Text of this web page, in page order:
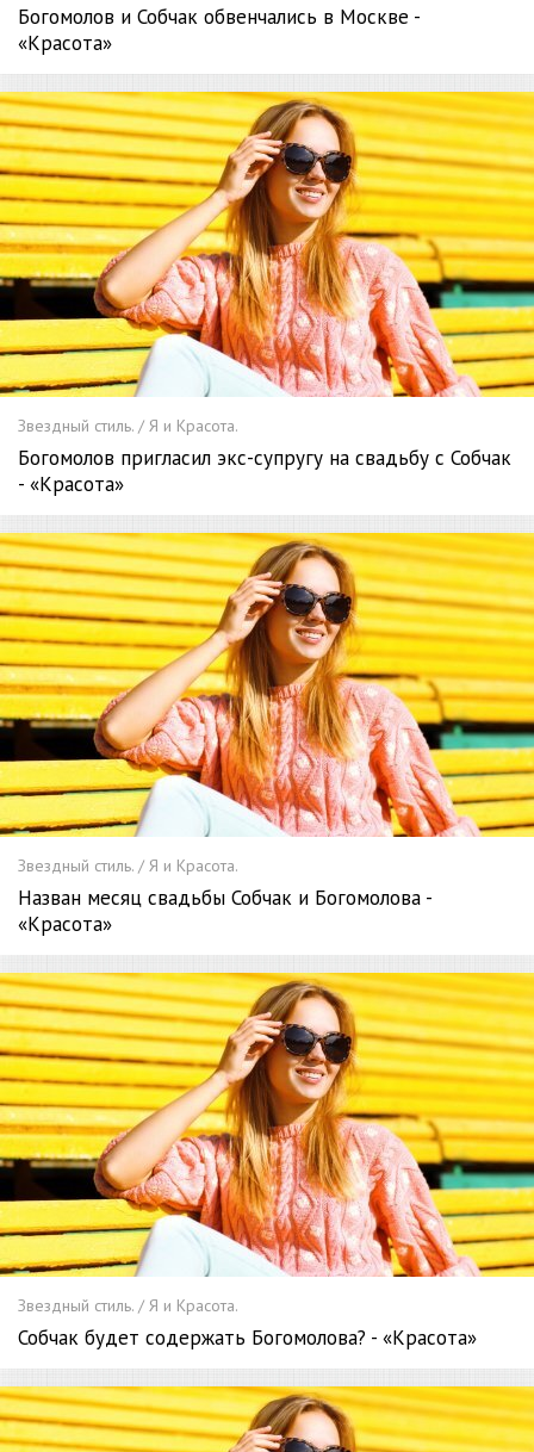
Богомолов и Собчак обвенчались в Москве -
«Красота»
Звездный стиль. / Я и Красота.
Богомолов пригласил экс-супругу на свадьбу с Собчак
- «Красота»
Звездный стиль. / Я и Красота.
Назван месяц свадьбы Собчак и Богомолова -
«Красота»
Звездный стиль. / Я и Красота.
Собчак будет содержать Богомолова? - «Красота»